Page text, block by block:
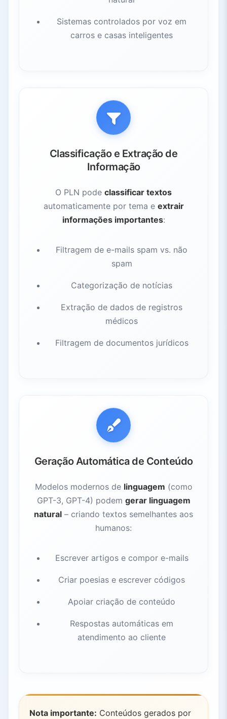
Sistemas controlados por voz em
carros e casas inteligentes
Classificação e Extração de
Informação
O PLN pode classificar textos
automaticamente por tema e extrair
informações importantes:
Filtragem de e-mails spam vs. não
spam
Categorização de notícias
Extração de dados de registros
médicos
Filtragem de documentos jurídicos
Geração Automática de Conteúdo
Modelos modernos de linguagem (como
GPT-3, GPT-4) podem gerar linguagem
natural – criando textos semelhantes aos
humanos:
Escrever artigos e compor e-mails
Criar poesias e escrever códigos
Apoiar criação de conteúdo
Respostas automáticas em
atendimento ao cliente
Nota importante: Conteúdos gerados por